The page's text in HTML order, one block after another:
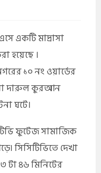
একটি মাদ্রাসা
হয়েছে ।
১০ নং ওয়ার্ডের
দারুল কুরআন
ঘটে।
ফুটেজ সামাজিক
সিসিটিভিতে দেখা
৪৬ মিনিটের